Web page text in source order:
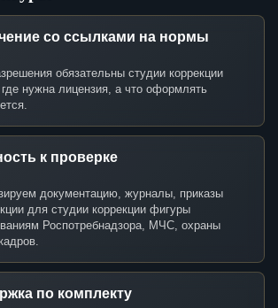
со ссылками на нормы
обязательны студии коррекции
нужна лицензия, а что оформлять
к проверке
документацию, журналы, приказы
для студии коррекции фигуры
Роспотребнадзора, МЧС, охраны
по комплекту